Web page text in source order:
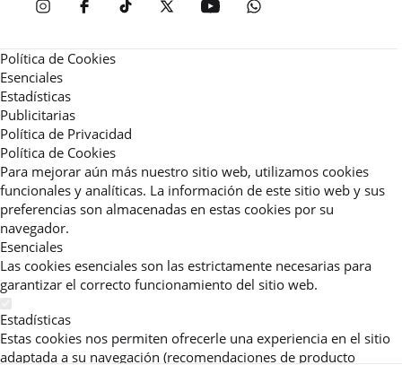
Política de Cookies
Esenciales
Estadísticas
Publicitarias
Política de Privacidad
Política de Cookies
Para mejorar aún más nuestro sitio web, utilizamos cookies
funcionales y analíticas. La información de este sitio web y sus
preferencias son almacenadas en estas cookies por su
navegador.
Esenciales
Las cookies esenciales son las estrictamente necesarias para
garantizar el correcto funcionamiento del sitio web.
Estadísticas
Estas cookies nos permiten ofrecerle una experiencia en el sitio
adaptada a su navegación (recomendaciones de producto